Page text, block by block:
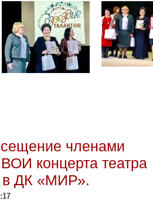
«Созвездие талантов» по
«Активное долголетие
членами
концерта театра
в ДК «МИР».